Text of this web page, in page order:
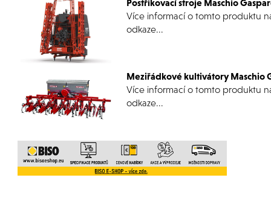
Postřikovací stroje Maschio
Více informací o tomto produktu
odkaze...
Meziřádkové kultivátory Maschio
Více informací o tomto produktu
odkaze...